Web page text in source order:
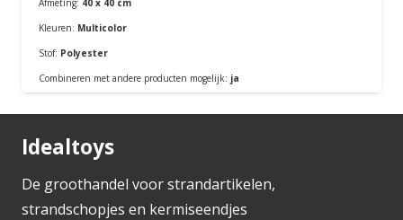
Afmeting: 40 x 40 cm
Kleuren: Multicolor
Stof: Polyester
Combineren met andere producten mogelijk: ja
Bestellen
Idealtoys
De groothandel voor strandartikelen,
strandschopjes en kermiseendjes